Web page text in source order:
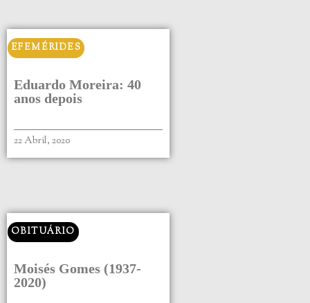
EFEMÉRIDES
Eduardo Moreira: 40
anos depois
22 Abril, 2020
OBITUÁRIO
Moisés Gomes (1937-
2020)